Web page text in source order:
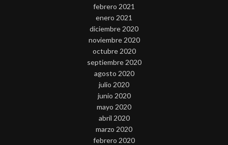
febrero 2021
enero 2021
diciembre 2020
noviembre 2020
octubre 2020
septiembre 2020
agosto 2020
julio 2020
junio 2020
mayo 2020
abril 2020
marzo 2020
febrero 2020